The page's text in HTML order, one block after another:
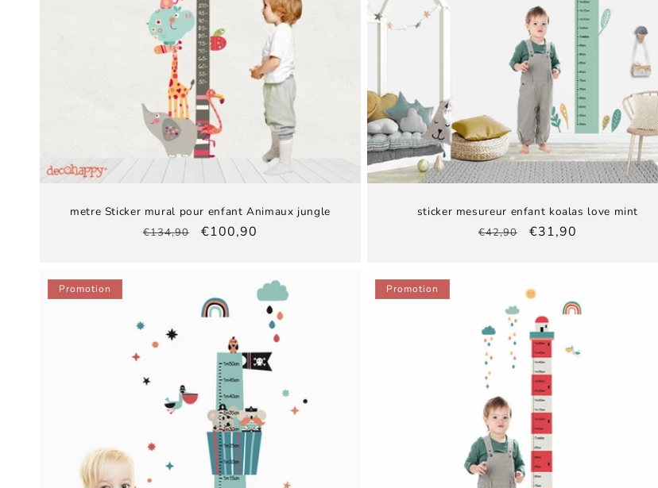
metre Sticker mural pour enfant Animaux jungle
Prix
€134,90
Prix
€100,90
sticker mesureur enfant koalas love mint
Prix
€42,90
Prix
€31,90
Promotion Promotion